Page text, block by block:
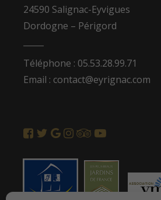
24590 Salignac-Eyvigues
Dordogne – Périgord
Téléphone : 05.53.28.99.71
Email : contact@eyrignac.com